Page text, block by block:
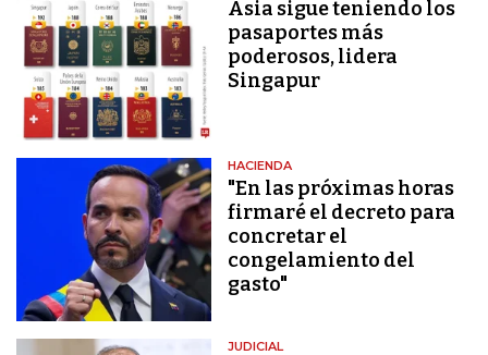
Asia sigue teniendo los
pasaportes más
poderosos, lidera
Singapur
HACIENDA
"En las próximas horas
firmaré el decreto para
concretar el
congelamiento del
gasto"
JUDICIAL